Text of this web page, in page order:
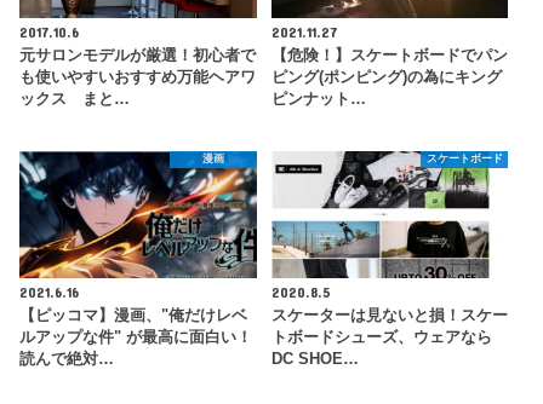
2017.10.6
元サロンモデルが厳選！初心者で
も使いやすいおすすめ万能ヘアワ
ックス まと…
2021.11.27
【危険！】スケートボードでパン
ピング(ポンピング)の為にキング
ピンナット…
漫画
2021.6.16
【ピッコマ】漫画、"俺だけレベ
ルアップな件" が最高に面白い！
読んで絶対…
スケートボード
2020.8.5
スケーターは見ないと損！スケー
トボードシューズ、ウェアなら
DC SHOE…